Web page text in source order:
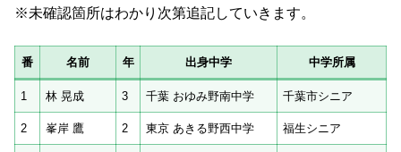
※未確認箇所はわかり次第追記していきます。
番 名前 年 出身中学 中学所属
1 林 晃成 3 千葉 おゆみ野南中学 千葉市シニア
2 峯岸 鷹 2 東京 あきる野西中学 福生シニア